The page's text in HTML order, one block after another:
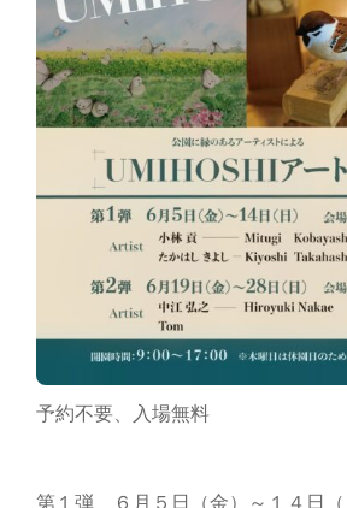
予約不要、入場無料
第１弾 ６月５日（金）～１４日